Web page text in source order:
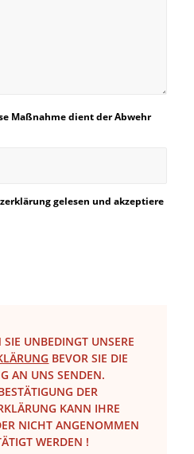
Maßnahme dient der Abwehr
gelesen und akzeptiere
SIE UNBEDINGT UNSERE
BEVOR SIE DIE
AN UNS SENDEN.
DER
KANN IHRE
NICHT ANGENOMMEN
WERDEN !